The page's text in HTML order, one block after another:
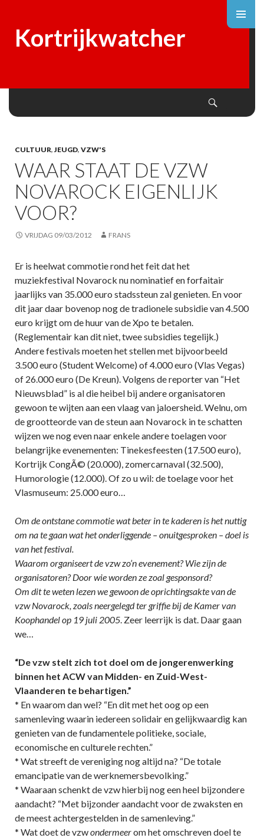
Kortrijkwatcher
CULTUUR,JEUGD, VZW'S
WAAR STAAT DE VZW
NOVAROCK EIGENLIJK
VOOR?
VRIJDAG 09/03/2012 FRANS
Er is heelwat commotie rond het feit dat het
muziekfestival Novarock nu nominatief en forfaitair
jaarlijks van 35.000 euro stadssteun zal genieten. En voor
dit jaar daar bovenop nog de tradionele subsidie van 4.500
euro krijgt om de huur van de Xpo te betalen.
(Reglementair kan dit niet, twee subsidies tegelijk.)
Andere festivals moeten het stellen met bijvoorbeeld
3.500 euro (Student Welcome) of 4.000 euro (Vlas Vegas)
of 26.000 euro (De Kreun). Volgens de reporter van “Het
Nieuwsblad” is al die heibel bij andere organisatoren
gewoon te wijten aan een vlaag van jaloersheid. Welnu, om
de grootteorde van de steun aan Novarock in te schatten
wijzen we nog even naar enkele andere toelagen voor
belangrijke evenementen: Tinekesfeesten (17.500 euro),
Kortrijk CongÃ© (20.000), zomercarnaval (32.500),
Humorologie (12.000). Of zo u wil: de toelage voor het
Vlasmuseum: 25.000 euro…
Om de ontstane commotie wat beter in te kaderen is het nuttig
om na te gaan wat het onderliggende – onuitgesproken – doel is
van het festival.
Waarom organiseert de vzw zo’n evenement? Wie zijn de
organisatoren? Door wie worden ze zoal gesponsord?
Om dit te weten lezen we gewoon de oprichtingsakte van de
vzw Novarock, zoals neergelegd ter griffie bij de Kamer van
Koophandel op 19 juli 2005. Zeer leerrijk is dat. Daar gaan
we…
“De vzw stelt zich tot doel om de jongerenwerking
binnen het ACW van Midden- en Zuid-West-
Vlaanderen te behartigen.”
* En waarom dan wel? “En dit met het oog op een
samenleving waarin iedereen solidair en gelijkwaardig kan
genieten van de fundamentele politieke, sociale,
economische en culturele rechten.”
* Wat streeft de vereniging nog altijd na? “De totale
emancipatie van de werknemersbevolking.”
* Waaraan schenkt de vzw hierbij nog een heel bijzondere
aandacht? “Met bijzonder aandacht voor de zwaksten en
de meest achtergestelden in de samenleving.”
* Wat doet de vzwondermeerom het omschreven doel te